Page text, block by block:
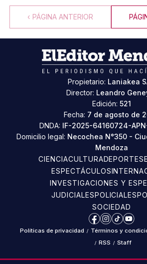
‹ PÁGINA ANTERIOR
Propietario: Laniakea
Director: Leandro
Edición: 521
Fecha: 7 de agosto de
DNDA: IF-2025-64160724-
Domicilio legal: Necochea N°350 -
Mendoza
CIENCIACULTURADEPORTES
ESPECTÁCULOS
INVESTIGACIONES Y
JUDICIALESPOLICIALES
SOCIEDAD
Facebook
Instagram
TikTok
Políticas de privacidad / Términos y
/ RSS / Staff